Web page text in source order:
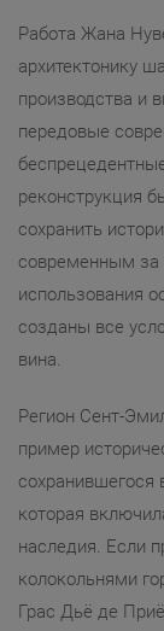
Работа Жана
архитектонику
производства и
передовые
реконструкция
сохранить
современным за
использования
созданы все
вина.
Регион Сент-
пример
которая
наследия. Если
колокольнями
Грас Дьё де